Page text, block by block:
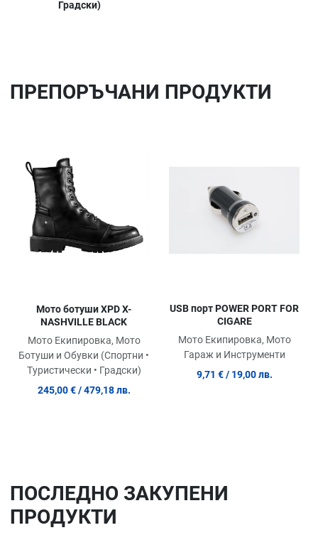
Градски)
ПРЕПОРЪЧАНИ ПРОДУКТИ
Мото ботуши XPD X-
NASHVILLE BLACK
Мото Екипировка, Мото
Ботуши и Обувки (Спортни •
Туристически • Градски)
245,00 € / 479,18 лв.
USB порт POWER PORT FOR
CIGARE
Мото Екипировка, Мото
Гараж и Инструменти
9,71 € / 19,00 лв.
ПОСЛЕДНO ЗАКУПЕНИ
ПРОДУКТИ